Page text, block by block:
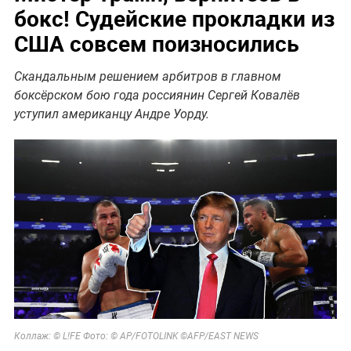
бокс! Судейские прокладки из
США совсем поизносились
Скандальным решением арбитров в главном
боксёрском бою года россиянин Сергей Ковалёв
уступил американцу Андре Уорду.
Коллаж: © L!FE Фото: © AP/FOTOLINK ©AFP/EAST NEWS